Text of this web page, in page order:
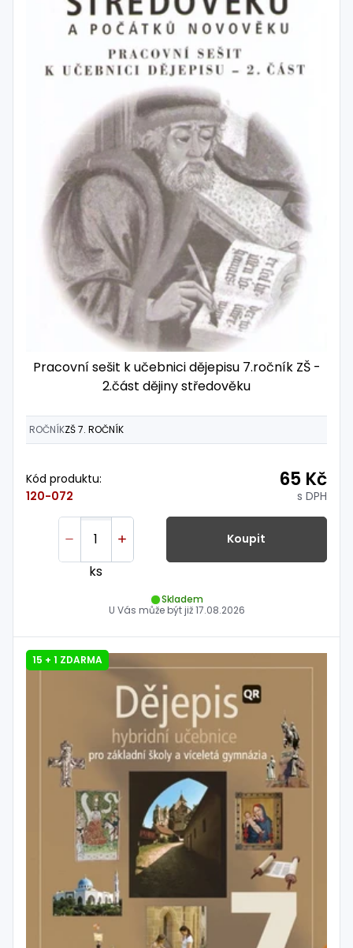
Pracovní sešit k učebnici dějepisu 7.ročník ZŠ -
2.část dějiny středověku
ROČNÍKZŠ 7. ROČNÍK
Kód produktu:
120-072
65 Kč
s DPH
ks
Koupit
Skladem
U Vás může být již17.08.2026
15 + 1 ZDARMA